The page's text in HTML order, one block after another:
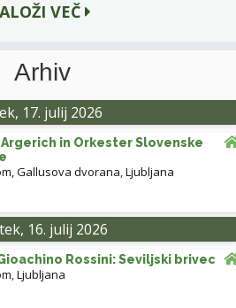
VEČ
Arhiv
17. julij 2026
Argerich in Orkester Slovenske
Gallusova dvorana,Ljubljana
16. julij 2026
Rossini: Seviljski brivec
,Ljubljana